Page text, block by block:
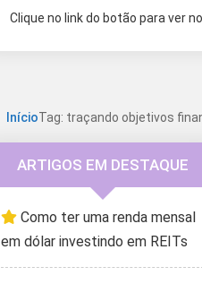
Clique no link do botão para ver
InícioTag: traçando objetivos
ARTIGOS EM DESTAQUE
Como ter uma renda mensal
em dólar investindo em REITs